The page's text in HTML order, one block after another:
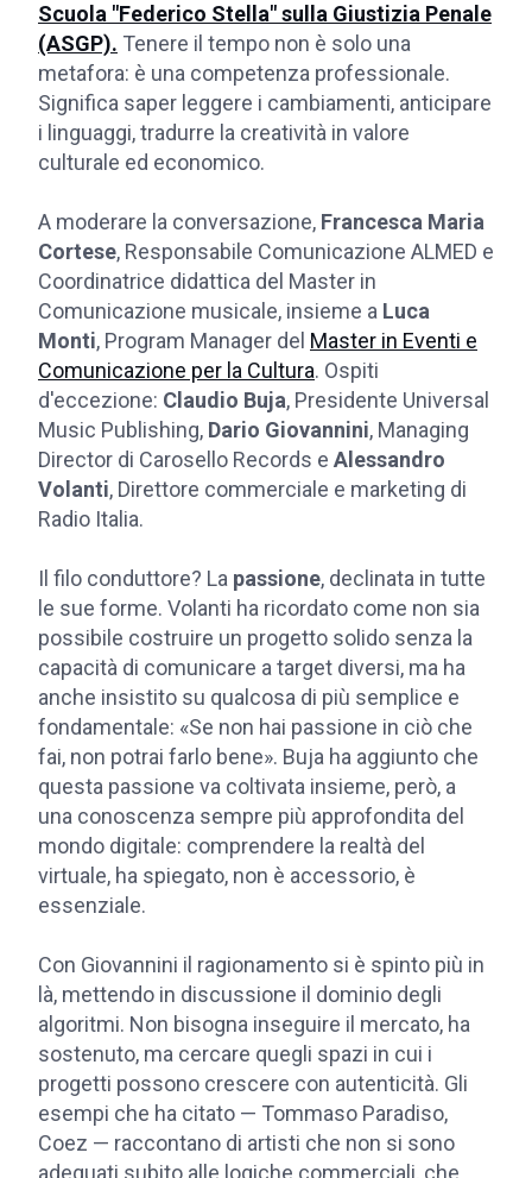
Scuola "Federico Stella" sulla Giustizia Penale
(ASGP). Tenere il tempo non è solo una
metafora: è una competenza professionale.
Significa saper leggere i cambiamenti, anticipare
i linguaggi, tradurre la creatività in valore
culturale ed economico.
A moderare la conversazione, Francesca Maria
Cortese, Responsabile Comunicazione ALMED e
Coordinatrice didattica del Master in
Comunicazione musicale, insieme a Luca
Monti, Program Manager del Master in Eventi e
Comunicazione per la Cultura. Ospiti
d'eccezione: Claudio Buja, Presidente Universal
Music Publishing, Dario Giovannini, Managing
Director di Carosello Records e Alessandro
Volanti, Direttore commerciale e marketing di
Radio Italia.
Il filo conduttore? La passione, declinata in tutte
le sue forme. Volanti ha ricordato come non sia
possibile costruire un progetto solido senza la
capacità di comunicare a target diversi, ma ha
anche insistito su qualcosa di più semplice e
fondamentale: «Se non hai passione in ciò che
fai, non potrai farlo bene». Buja ha aggiunto che
questa passione va coltivata insieme, però, a
una conoscenza sempre più approfondita del
mondo digitale: comprendere la realtà del
virtuale, ha spiegato, non è accessorio, è
essenziale.
Con Giovannini il ragionamento si è spinto più in
là, mettendo in discussione il dominio degli
algoritmi. Non bisogna inseguire il mercato, ha
sostenuto, ma cercare quegli spazi in cui i
progetti possono crescere con autenticità. Gli
esempi che ha citato — Tommaso Paradiso,
Coez — raccontano di artisti che non si sono
adeguati subito alle logiche commerciali, che